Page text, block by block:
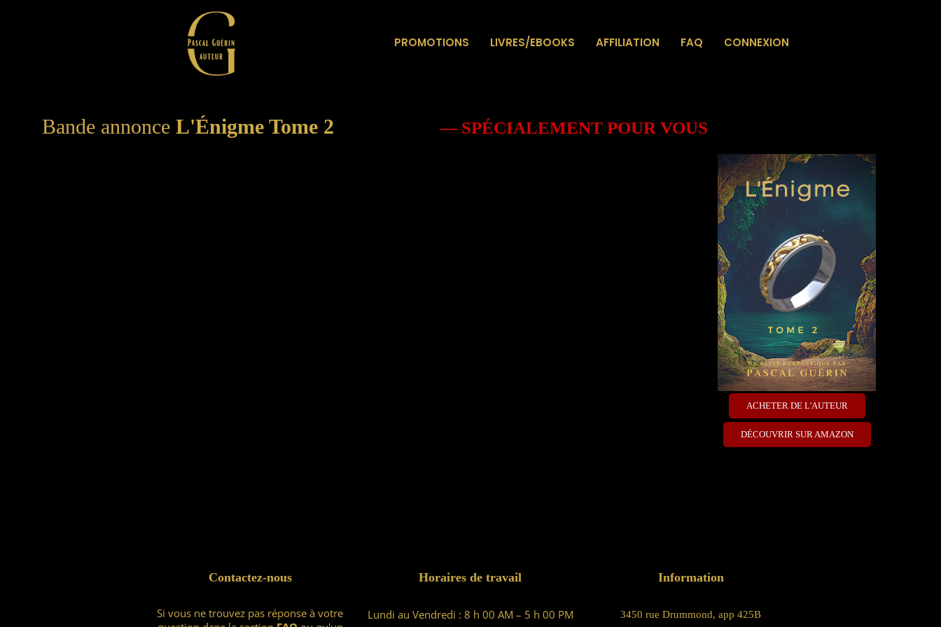
PROMOTIONS LIVRES/EBOOKS AFFILIATION FAQ CONNEXION
Bande annonce L'Énigme Tome 2 — SPÉCIALEMENT POUR VOUS
ACHETER DE L'AUTEUR
DÉCOUVRIR SUR AMAZON
Contactez-nous
Si vous ne trouvez pas réponse à votre
Horaires de travail
Lundi au Vendredi : 8 h 00 AM – 5 h 00 PM
Information
3450 rue Drummond, app 425B